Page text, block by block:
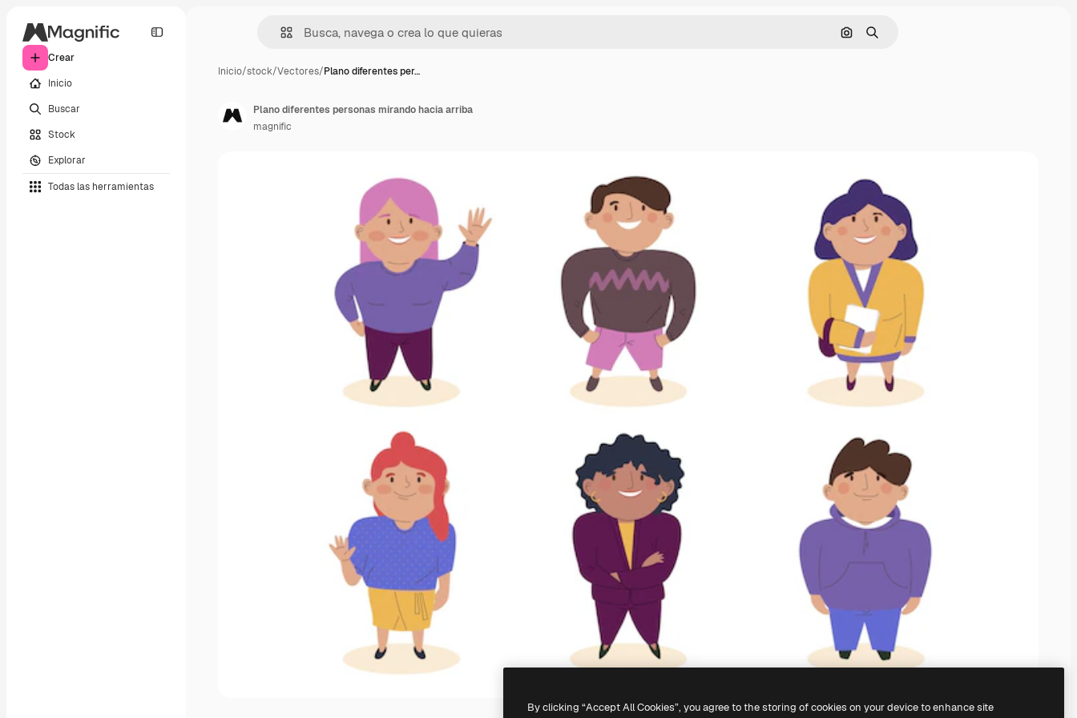
Crear
Inicio
Buscar
Stock
Explorar
Todas las herramientas
Buscar por imagen
Buscar
Inicio/stock/Vectores/Plano diferentes per…
Plano diferentes personas mirando hacia arriba
magnific
By clicking “Accept All Cookies”, you agree to the storing of cookies on your device to enhance site